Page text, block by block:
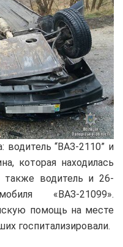
водитель “ВАЗ-2110” и
которая находилась
также водитель и 26-
«ВАЗ-21099».
помощь на месте
госпитализировали.